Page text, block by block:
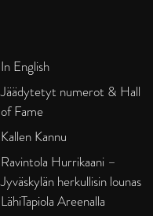
In English
Jäädytetyt numerot & Hall
of Fame
Kallen Kannu
Ravintola Hurrikaani –
Jyväskylän herkullisin lounas
LähiTapiola Areenalla